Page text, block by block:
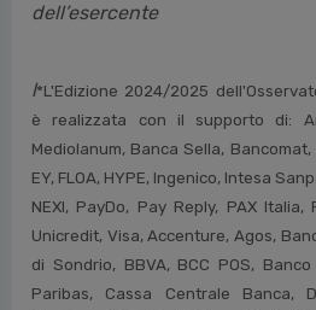
dell’esercente
l*L'Edizione 2024/2025
è realizzata con il supporto di:
Mediolanum, Banca Sella, Bancomat,
EY, FLOA, HYPE, Ingenico, Intesa
NEXI, PayDo, Pay Reply, PAX Italia,
Unicredit, Visa, Accenture, Agos,
di Sondrio, BBVA, BCC POS,
Paribas, Cassa Centrale Banca,